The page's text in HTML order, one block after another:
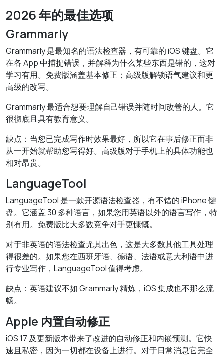
2026 年的最佳选项
Grammarly
Grammarly 是最知名的语法检查器，有可靠的 iOS 键盘。它
在各 App 中捕捉错误，并解释为什么某些东西是错的，这对
学习有用。免费版涵盖基本修正；高级版解锁语气建议和更
高级的改写。
Grammarly 最适合想要理解自己错误并随时间改善的人。它
很彻底且具有教育意义。
缺点：当您已完成写作时效果最好，所以它在事后修正而非
从一开始就帮助您写得好。高级版对于手机上的具体功能也
相对昂贵。
LanguageTool
LanguageTool 是一款开源语法检查器，有不错的 iPhone 键
盘。它涵盖 30 多种语言，如果您用英语以外的语言写作，特
别有用。免费版比大多数竞争对手更慷慨。
对于非英语的语法检查尤其出色，这是大多数其他工具处理
得很差的。如果您在西班牙语、德语、法语或意大利语中进
行专业写作，LanguageTool 值得考虑。
缺点：英语建议不如 Grammarly 精炼，iOS 集成也不那么流
畅。
Apple 内置自动修正
iOS 17 及更新版本带来了改进的自动修正和内嵌预测。它快
速且私密，因为一切都在设备上进行。对于日常消息它完全